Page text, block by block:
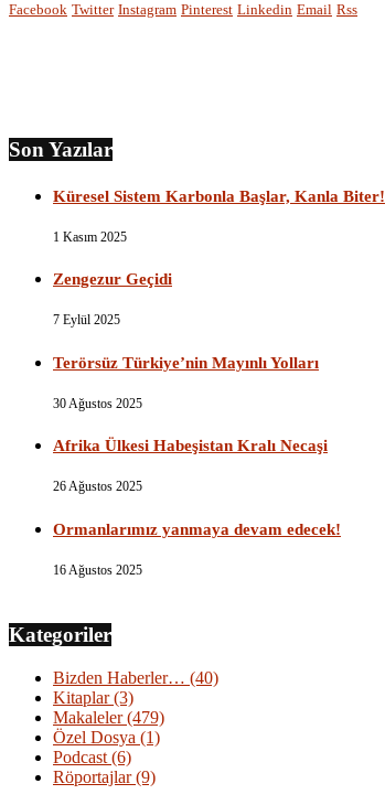
Facebook Twitter Instagram Pinterest Linkedin Email Rss
Son Yazılar
Küresel Sistem Karbonla Başlar, Kanla Biter!
1 Kasım 2025
Zengezur Geçidi
7 Eylül 2025
Terörsüz Türkiye’nin Mayınlı Yolları
30 Ağustos 2025
Afrika Ülkesi Habeşistan Kralı Necaşi
26 Ağustos 2025
Ormanlarımız yanmaya devam edecek!
16 Ağustos 2025
Kategoriler
Bizden Haberler… (40)
Kitaplar(3)
Makaleler(479)
Özel Dosya (1)
Podcast (6)
Röportajlar(9)